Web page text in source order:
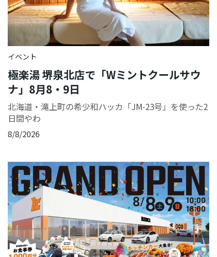
イベント
極楽湯 堺泉北店で「Wミントクールサウ
ナ」8月8・9日
北海道・滝上町の希少和ハッカ「JM-23号」を使った2
日間やわ
8/8/2026